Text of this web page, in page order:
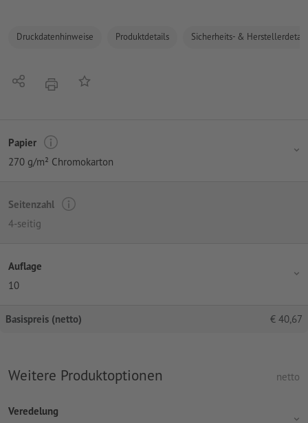
Druckdatenhinweise Produktdetails Sicherheits- &
Teilen DruckenAuf die Merkliste
Papier
270 g/m² Chromokarton
Seitenzahl
4-seitig
Auflage
10
Basispreis (netto) € 40,67
Weitere Produktoptionen netto
Veredelung